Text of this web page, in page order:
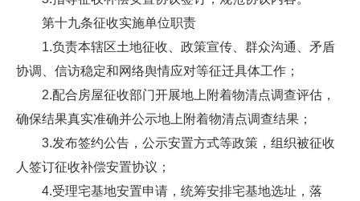
第十九条征收实施单位职责
1.负责本辖区土地征收、政策宣传、群众沟通、矛盾
协调、信访稳定和网络舆情应对等征迁具体工作；
2.配合房屋征收部门开展地上附着物清点调查评估，
确保结果真实准确并公示地上附着物清点调查结果；
3.发布签约公告，公示安置方式等政策，组织被征收
人签订征收补偿安置协议；
4.受理宅基地安置申请，统筹安排宅基地选址，落